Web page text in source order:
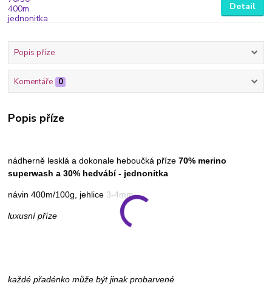
Detail
Popis příze
Komentáře 0
Popis příze
nádherně lesklá a dokonale heboučká příze70% merino
superwash a 30% hedvábí - jednonitka
návin 400m/100g, jehlice 3-4mm
luxusní příze
každé přadénko může být jinak probarvené